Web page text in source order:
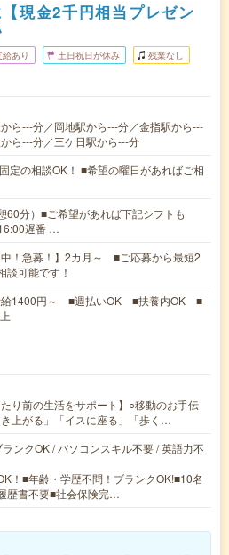
現金2千円相当プレゼン
あり 土日祝日が休み 残業なし
ら---分／岡地駅から---分／金指駅から---
ら---分／三ケ日駅から---分
定の相談OK！ ■希望の曜日があればご相
60分）■ご希望があれば下記シフトも
遅番 …
中！急募！】2カ月～ ■ご応募から最短2
談可能です！
給1400円～ ■週払いOK ■扶養内OK ■
たり前の生活をサポート】○移動のお手伝
上がる」「イスに座る」「歩く…
ンクOK / パソコンスキル不要 / 英語力不
！■年齢・学歴不問！ブランクOK!■10名
歴書不要■社会保険完…